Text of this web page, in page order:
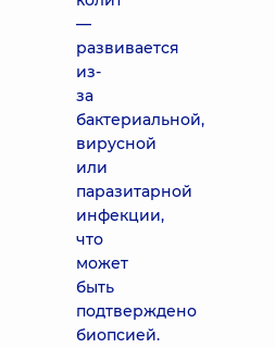
—
развивается
из-
за
бактериальной,
вирусной
или
паразитарной
инфекции,
что
может
быть
подтверждено
биопсией.